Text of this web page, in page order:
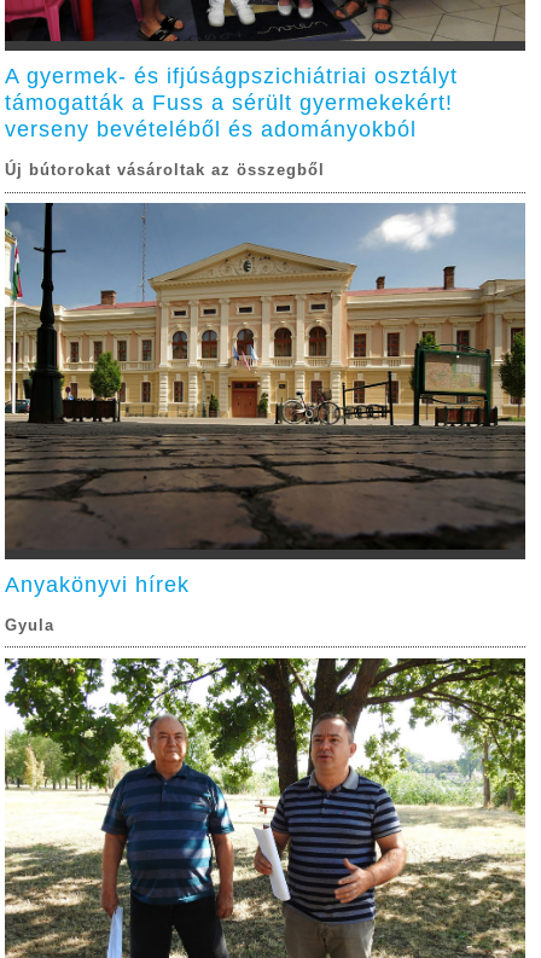
A gyermek- és ifjúságpszichiátriai osztályt
támogatták a Fuss a sérült gyermekekért!
verseny bevételéből és adományokból
Új bútorokat vásároltak az összegből
Anyakönyvi hírek
Gyula